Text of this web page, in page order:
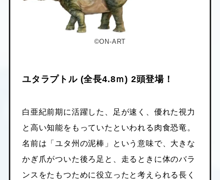
©ON-ART
ユタラプトル (全長4.8ｍ) 2頭登場！
白亜紀前期に活躍した、足が速く、優れた視力
と高い知能をもっていたといわれる肉食恐竜。
名前は「ユタ州の泥棒」という意味で、大きな
かぎ爪がついた後ろ足と、走るときに体のバラ
ンスをたもつために役立ったと考えられる長く